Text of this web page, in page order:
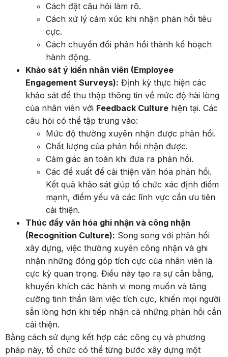
Cách đặt câu hỏi làm rõ.
Cách xử lý cảm xúc khi nhận phản hồi tiêu
cực.
Cách chuyển đổi phản hồi thành kế hoạch
hành động.
Khảo sát ý kiến nhân viên (Employee
Engagement Surveys): Định kỳ thực hiện các
khảo sát để thu thập thông tin về mức độ hài lòng
của nhân viên với Feedback Culture hiện tại. Các
câu hỏi có thể tập trung vào:
Mức độ thường xuyên nhận được phản hồi.
Chất lượng của phản hồi nhận được.
Cảm giác an toàn khi đưa ra phản hồi.
Các đề xuất để cải thiện văn hóa phản hồi.
Kết quả khảo sát giúp tổ chức xác định điểm
mạnh, điểm yếu và các lĩnh vực cần ưu tiên
cải thiện.
Thúc đẩy văn hóa ghi nhận và công nhận
(Recognition Culture): Song song với phản hồi
xây dựng, việc thường xuyên công nhận và ghi
nhận những đóng góp tích cực của nhân viên là
cực kỳ quan trọng. Điều này tạo ra sự cân bằng,
khuyến khích các hành vi mong muốn và tăng
cường tinh thần làm việc tích cực, khiến mọi người
sẵn lòng hơn khi tiếp nhận cả những phản hồi cần
cải thiện.
Bằng cách sử dụng kết hợp các công cụ và phương
pháp này, tổ chức có thể từng bước xây dựng một